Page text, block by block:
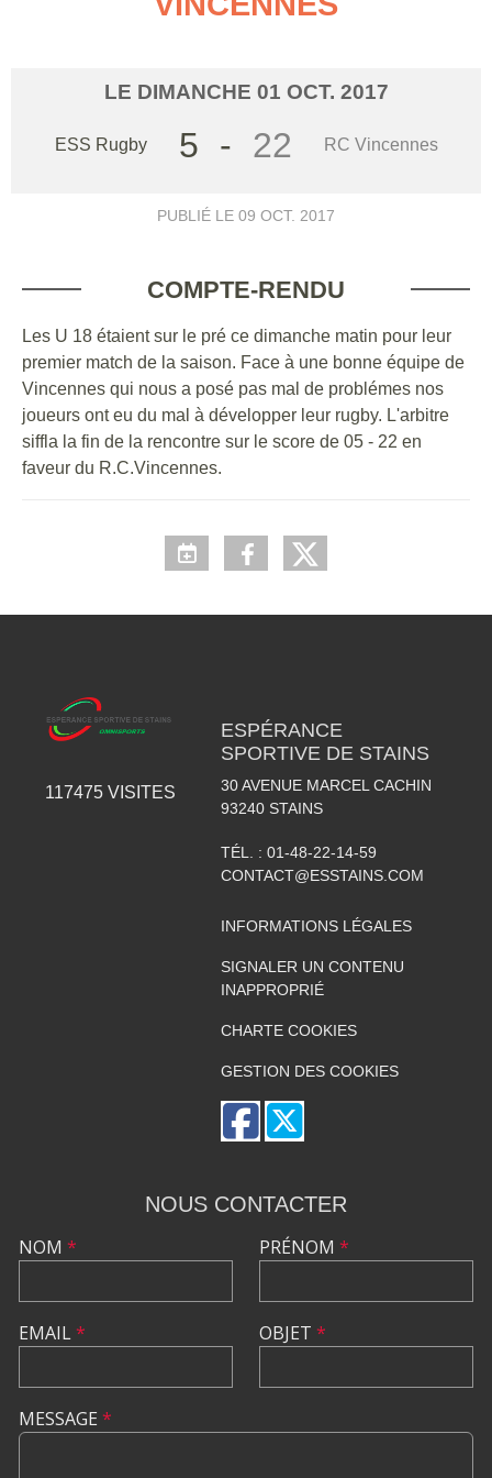
LE DIMANCHE 01 OCT. 2017
ESS Rugby 5 - 22 RC Vincennes
PUBLIÉ LE 09 OCT. 2017
COMPTE-RENDU
Les U 18 étaient sur le pré ce dimanche matin pour leur
premier match de la saison. Face à une bonne équipe de
Vincennes qui nous a posé pas mal de problémes nos
joueurs ont eu du mal à développer leur rugby. L'arbitre
siffla la fin de la rencontre sur le score de 05 - 22 en
faveur du R.C.Vincennes.
117475VISITES
ESPÉRANCE
SPORTIVE DE STAINS
30 AVENUE MARCEL CACHIN
93240 STAINS
TÉL. : 01-48-22-14-59
CONTACT@ESSTAINS.COM
INFORMATIONS LÉGALES
SIGNALER UN CONTENU
INAPPROPRIÉ
CHARTE COOKIES
GESTION DES COOKIES
NOUS CONTACTER
NOM *
EMAIL*
PRÉNOM *
OBJET *
MESSAGE *